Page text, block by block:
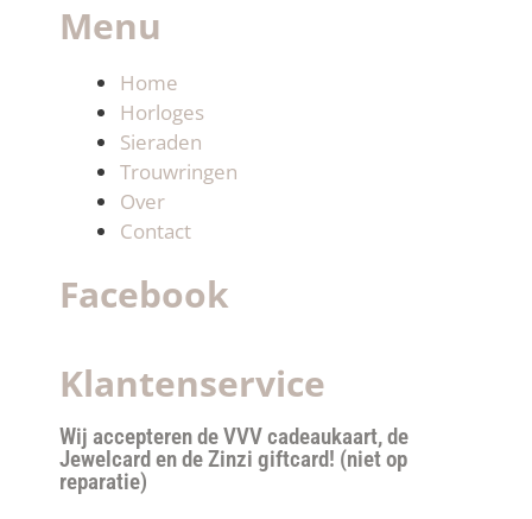
Menu
Home
Horloges
Sieraden
Trouwringen
Over
Contact
Facebook
Klantenservice
Wij accepteren de VVV cadeaukaart, de
Jewelcard en de Zinzi giftcard! (niet op
reparatie)